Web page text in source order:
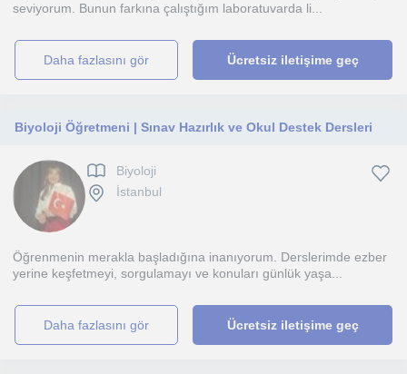
seviyorum. Bunun farkına çalıştığım laboratuvarda li...
daha fazlasını gör Ücretsiz iletişime geç
Biyoloji Öğretmeni | Sınav Hazırlık ve Okul Destek Dersleri
Biyoloji
İstanbul
Öğrenmenin merakla başladığına inanıyorum. Derslerimde ezber
yerine keşfetmeyi, sorgulamayı ve konuları günlük yaşa...
daha fazlasını gör Ücretsiz iletişime geç